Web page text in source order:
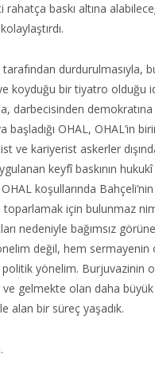
baskı altına
durdurulmasıyla,
koyduğu bir tiyatro olduğu
darbecisinden
OHAL, OHAL’in
ve kariyerist askerler
keyfî baskının
koşullarında
toparlamak için bulunmaz
nedeniyle bağımsız
değil, hem sermayenin
politik yönelim. Burjuvazinin
ve gelmekte olan daha
alan bir süreç yaşadık.